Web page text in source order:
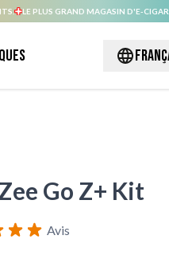
LE PLUS GRAND MAGASIN D'E-
Go Z+ Kit
Avis